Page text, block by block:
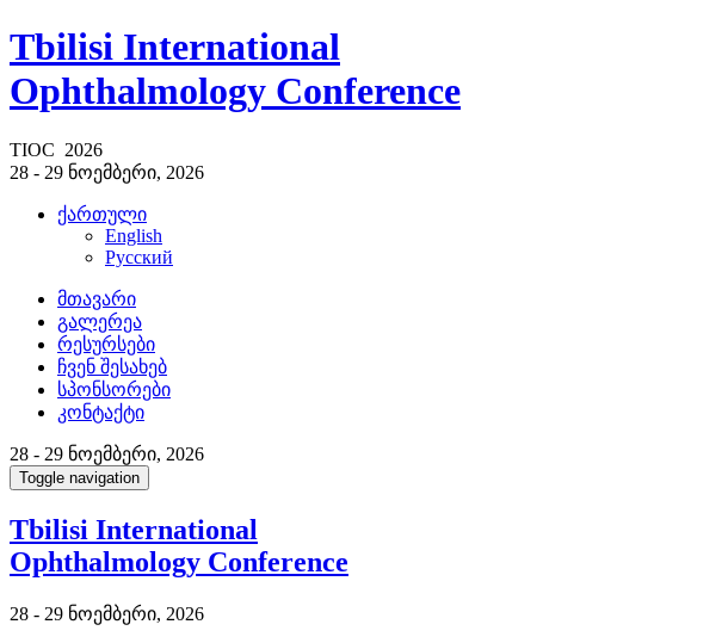
Tbilisi International
Ophthalmology Conference
TIOC 2026
28 - 29 ნოემბერი, 2026
ქართული
English
Русский
მთავარი
გალერეა
რესურსები
ჩვენ შესახებ
სპონსორები
კონტაქტი
28 - 29 ნოემბერი, 2026
Toggle navigation
Tbilisi International
Ophthalmology Conference
28 - 29 ნოემბერი, 2026